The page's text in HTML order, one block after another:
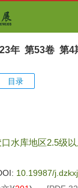
年 第53卷 第4
目录
水库地区2.5级
10.19987/